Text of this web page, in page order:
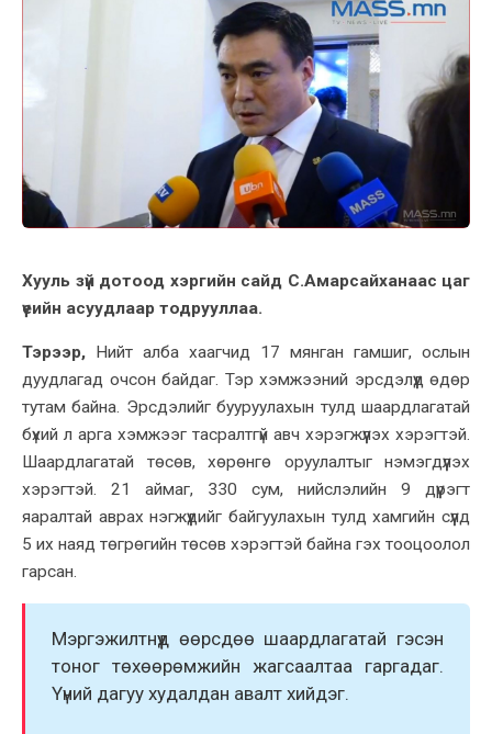
Хууль зүй дотоод хэргийн сайд С.Амарсайханаас цаг
үеийн асуудлаар тодрууллаа.
Тэрээр, Нийт алба хаагчид 17 мянган гамшиг, ослын
дуудлагад очсон байдаг. Тэр хэмжээний эрсдэлүүд өдөр
тутам байна. Эрсдэлийг бууруулахын тулд шаардлагатай
бүхий л арга хэмжээг тасралтгүй авч хэрэгжүүлэх хэрэгтэй.
Шаардлагатай төсөв, хөрөнгө оруулалтыг нэмэгдүүлэх
хэрэгтэй. 21 аймаг, 330 сум, нийслэлийн 9 дүүрэгт
яаралтай аврах нэгжүүдийг байгуулахын тулд хамгийн сүүлд
5 их наяд төгрөгийн төсөв хэрэгтэй байна гэх тооцоолол
гарсан.
Мэргэжилтнүүд өөрсдөө шаардлагатай гэсэн
тоног төхөөрөмжийн жагсаалтаа гаргадаг.
Үүний дагуу худалдан авалт хийдэг.